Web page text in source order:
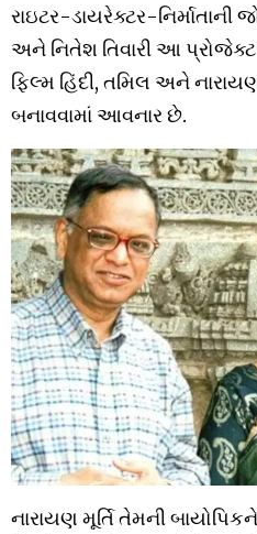
રાઇટર-ડાયરેક્ટર-નિર્માતાની
અને નિતેશ તિવારી આ
ફિલ્મ હિંદી, તમિલ અને નારાયણ
બનાવવામાં આવનાર છે.
નારાયણ મૂર્તિ તેમની